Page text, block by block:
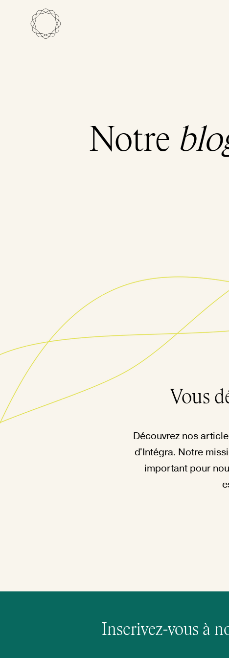
Notre
Vous
Découvrez nos
d'Intégra. Notre
important pour
Inscrivez-vous à